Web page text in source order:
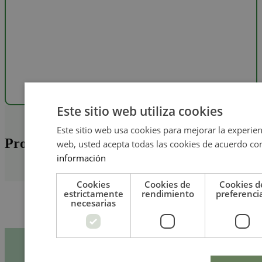
Productos destacados
Este sitio web utiliza cookies
Este sitio web usa cookies para mejorar la
web, usted acepta todas las cookies de acuerdo
información
Cookies
estrictamente
necesarias
Cookies de
rendimiento
Cookies